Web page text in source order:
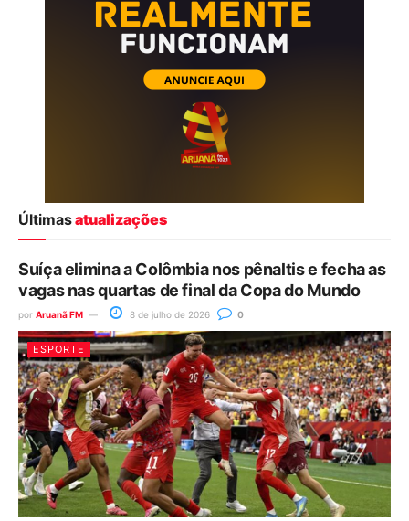
Últimasatualizações
Suíça elimina a Colômbia nos pênaltis e fecha as
vagas nas quartas de final da Copa do Mundo
por Aruanã FM 8 de julho de 2026 0
ESPORTE